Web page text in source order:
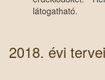
látogatható.
2018. évi